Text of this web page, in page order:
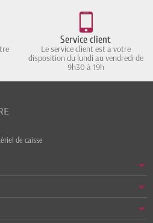
Service client
Le service client est a votre
disposition du lundi au vendredi de
9h30 à 19h
de caisse